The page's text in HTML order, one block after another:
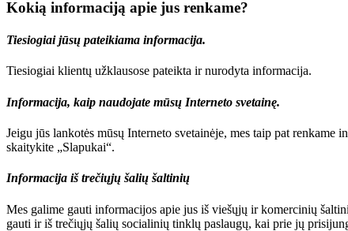
Kokią informaciją apie jus renkame?
Tiesiogiai jūsų pateikiama informacija.
Tiesiogiai klientų užklausose pateikta ir nurodyta informacija.
Informacija, kaip naudojate mūsų Interneto svetainę.
Jeigu jūs lankotės mūsų Interneto svetainėje, mes taip pat
skaitykite „Slapukai“.
Informacija iš trečiųjų šalių šaltinių
Mes galime gauti informacijos apie jus iš viešųjų ir komercinių
gauti ir iš trečiųjų šalių socialinių tinklų paslaugų, kai prie jų